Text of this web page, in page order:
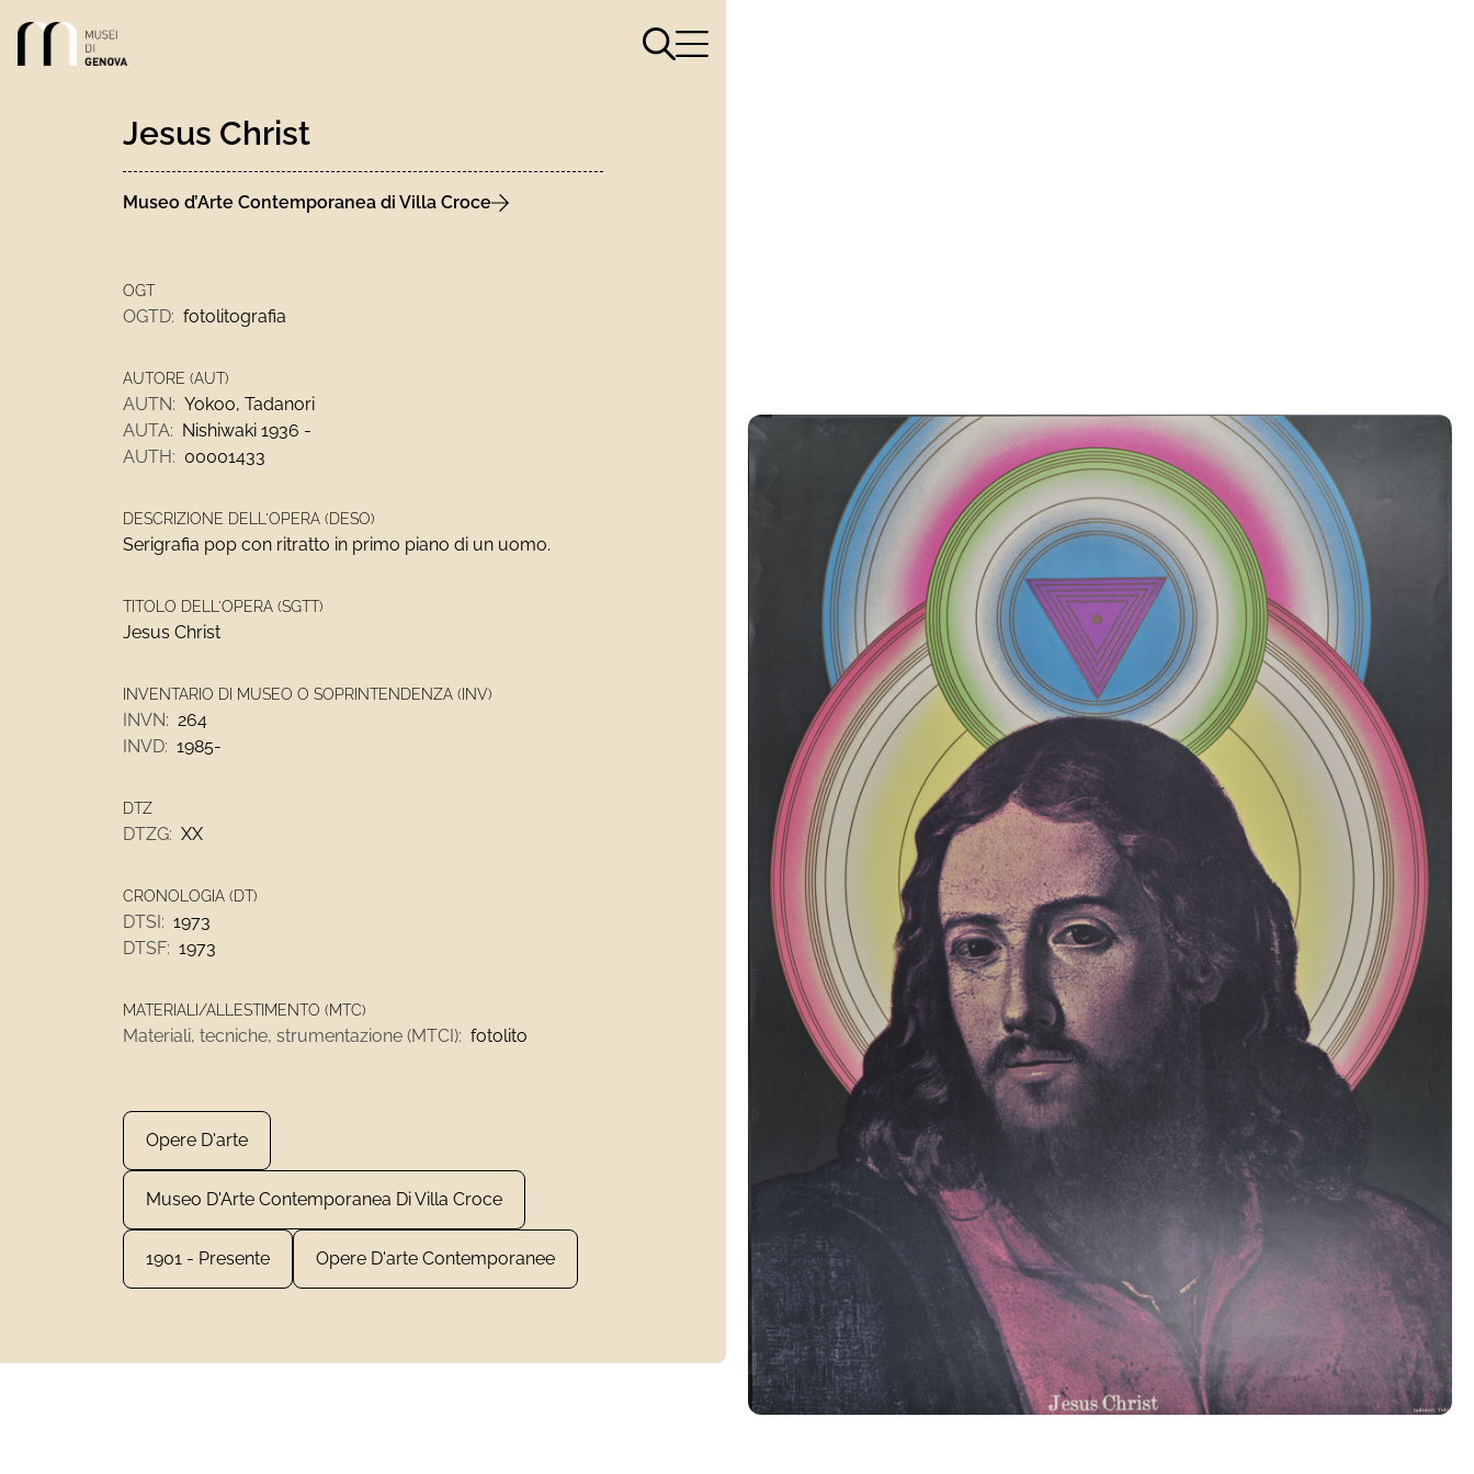
Link alla homepage Apri il menù di ricerca
Apri il menù di navigazione
Jesus Christ
Museo d’Arte Contemporanea di Villa Croce
OGT
OGTD: fotolitografia
AUTORE (AUT)
AUTN: Yokoo, Tadanori
AUTA: Nishiwaki 1936 -
AUTH: 00001433
DESCRIZIONE DELL'OPERA (DESO)
Serigrafia pop con ritratto in primo piano di un uomo.
TITOLO DELL'OPERA (SGTT)
Jesus Christ
INVENTARIO DI MUSEO O SOPRINTENDENZA (INV)
INVN: 264
INVD: 1985-
DTZ
DTZG: XX
CRONOLOGIA (DT)
DTSI: 1973
DTSF: 1973
MATERIALI/ALLESTIMENTO (MTC)
Materiali, tecniche, strumentazione (MTCI): fotolito
Opere D'arte
Museo D'Arte Contemporanea Di Villa Croce
1901 - Presente Opere D'arte Contemporanee